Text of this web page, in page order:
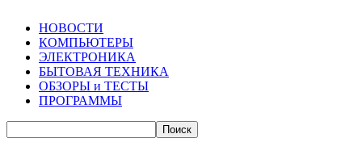
НОВОСТИ
КОМПЬЮТЕРЫ
ЭЛЕКТРОНИКА
БЫТОВАЯ ТЕХНИКА
ОБЗОРЫ и ТЕСТЫ
ПРОГРАММЫ
Поиск